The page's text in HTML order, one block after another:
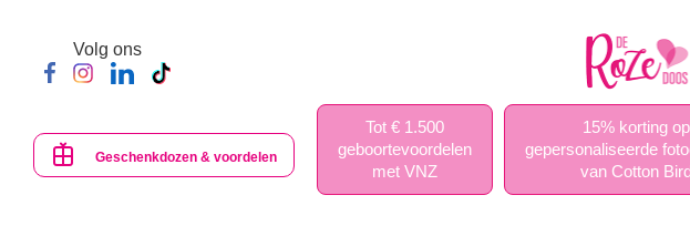
content
Volg ons
Geschenkdozen & voordelen
Tot € 1.500
geboortevoordelen
met VNZ
15% korting op
gepersonaliseerde
van Cotton